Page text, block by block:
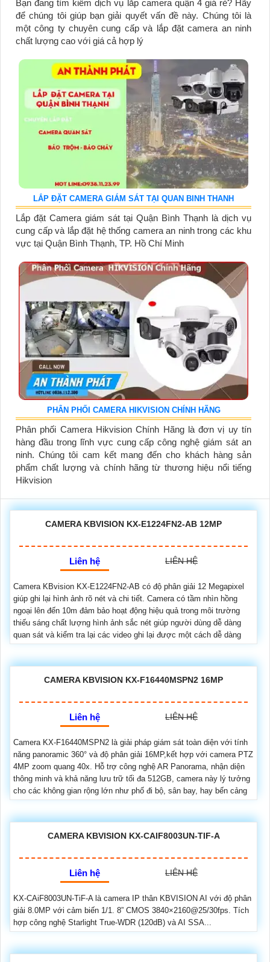
Bạn đang tìm kiếm dịch vụ lắp camera quận 4 giá rẻ? Hãy
để chúng tôi giúp bạn giải quyết vấn đề này. Chúng tôi là
một công ty chuyên cung cấp và lắp đặt camera an ninh
chất lượng cao với giá cả hợp lý
LẮP ĐẶT CAMERA GIÁM SÁT TẠI QUAN BINH THANH
Lắp đặt Camera giám sát tại Quận Bình Thạnh là dịch vụ
cung cấp và lắp đặt hệ thống camera an ninh trong các khu
vực tại Quận Bình Thạnh, TP. Hồ Chí Minh
PHÂN PHỐI CAMERA HIKVISION CHÍNH HÃNG
Phân phối Camera Hikvision Chính Hãng là đơn vị uy tín
hàng đầu trong lĩnh vực cung cấp công nghệ giám sát an
ninh. Chúng tôi cam kết mang đến cho khách hàng sản
phẩm chất lượng và chính hãng từ thương hiệu nổi tiếng
Hikvision
CAMERA KBVISION KX-E1224FN2-AB 12MP
Liên hệ LIÊN HỆ
Camera KBvision KX-E1224FN2-AB có độ phân giải 12 Megapixel
giúp ghi lại hình ảnh rõ nét và chi tiết. Camera có tầm nhìn hồng
ngoại lên đến 10m đảm bảo hoạt động hiệu quả trong môi trường
thiếu sáng chất lượng hình ảnh sắc nét giúp người dùng dễ dàng
quan sát và kiểm tra lại các video ghi lại được một cách dễ dàng
CAMERA KBVISION KX-F16440MSPN2 16MP
Liên hệ LIÊN HỆ
Camera KX-F16440MSPN2 là giải pháp giám sát toàn diện với tính
năng panoramic 360° và độ phân giải 16MP,kết hợp với camera PTZ
4MP zoom quang 40x. Hỗ trợ công nghệ AR Panorama, nhận diện
thông minh và khả năng lưu trữ tối đa 512GB, camera này lý tưởng
cho các không gian rộng lớn như phố đi bộ, sân bay, hay bến cảng
CAMERA KBVISION KX-CAIF8003UN-TIF-A
Liên hệ LIÊN HỆ
KX-CAiF8003UN-TiF-A là camera IP thân KBVISION AI với độ phân
giải 8.0MP với cảm biến 1/1. 8” CMOS 3840×2160@25/30fps. Tích
hợp công nghệ Starlight True-WDR (120dB) và AI SSA...